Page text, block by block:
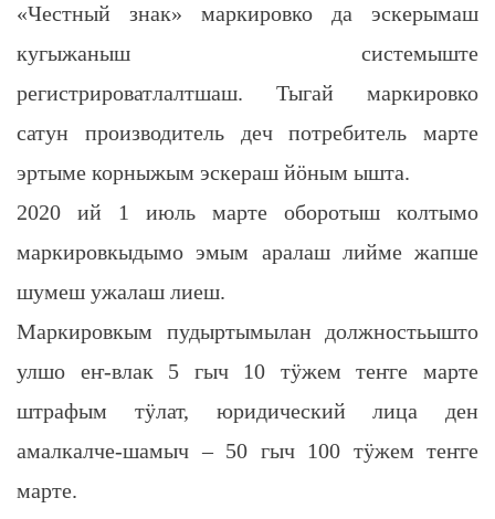
«Честный знак» маркировко да эскерымаш
кугыжаныш системыште
регистрироватлалтшаш. Тыгай маркировко
сатун производитель деч потребитель марте
эртыме корныжым эскераш йӧным ышта.
2020 ий 1 июль марте оборотыш колтымо
маркировкыдымо эмым аралаш лийме жапше
шумеш ужалаш лиеш.
Маркировкым пудыртымылан должностьышто
улшо еҥ-влак 5 гыч 10 тӱжем теҥге марте
штрафым тӱлат, юридический лица ден
амалкалче-шамыч – 50 гыч 100 тӱжем теҥге
марте.